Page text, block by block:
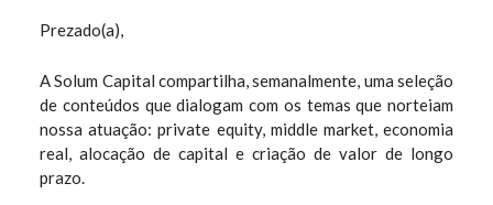
Prezado(a),
A Solum Capital compartilha, semanalmente, uma seleção
de conteúdos que dialogam com os temas que norteiam
nossa atuação: private equity, middle market, economia
real, alocação de capital e criação de valor de longo
prazo.